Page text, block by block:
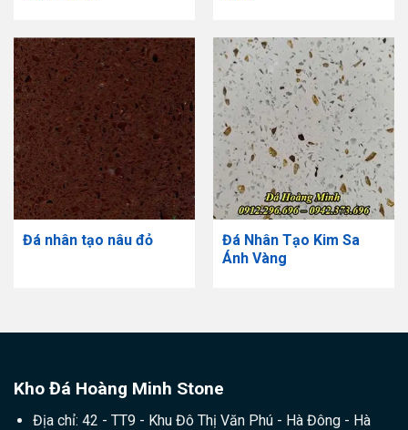
Đá nhân tạo nâu đỏ
Đá Nhân Tạo Kim Sa
Ánh Vàng
Kho Đá Hoàng Minh Stone
Địa chỉ: 42 - TT9 - Khu Đô Thị Văn Phú - Hà Đông - Hà